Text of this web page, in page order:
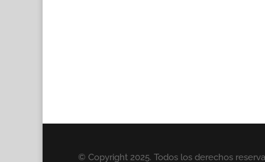
© Copyright 2025. Todos los derechos